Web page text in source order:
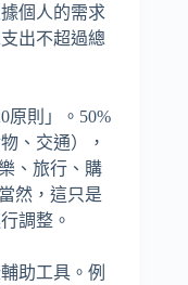
個人的需求
出不超過總
原則」。50%
、交通），
、旅行、購
然，這只是
調整。
助工具。例